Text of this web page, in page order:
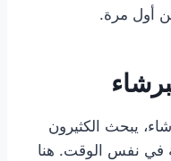
أول مرة.
يبحث الكثيرون
في نفس الوقت. هنا